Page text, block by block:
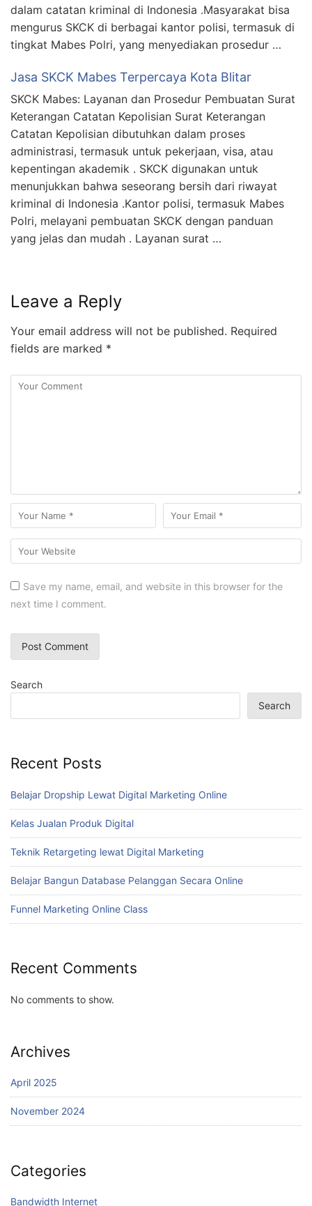
dalam catatan kriminal di Indonesia .Masyarakat bisa
mengurus SKCK di berbagai kantor polisi, termasuk di
tingkat Mabes Polri, yang menyediakan prosedur …
Jasa SKCK Mabes Terpercaya Kota Blitar
SKCK Mabes: Layanan dan Prosedur Pembuatan Surat
Keterangan Catatan Kepolisian Surat Keterangan
Catatan Kepolisian dibutuhkan dalam proses
administrasi, termasuk untuk pekerjaan, visa, atau
kepentingan akademik . SKCK digunakan untuk
menunjukkan bahwa seseorang bersih dari riwayat
kriminal di Indonesia .Kantor polisi, termasuk Mabes
Polri, melayani pembuatan SKCK dengan panduan
yang jelas dan mudah . Layanan surat …
Leave a Reply
Your email address will not be published. Required
fields are marked *
Save my name, email, and website in this browser for the
next time I comment.
Search
Search
Recent Posts
Belajar Dropship Lewat Digital Marketing Online
Kelas Jualan Produk Digital
Teknik Retargeting lewat Digital Marketing
Belajar Bangun Database Pelanggan Secara Online
Funnel Marketing Online Class
Recent Comments
No comments to show.
Archives
April 2025
November 2024
Categories
Bandwidth Internet